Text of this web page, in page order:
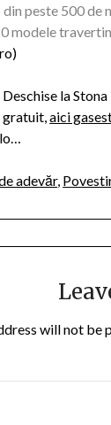
peste 500
modele
la
gratuit,aici
adevăr,
will not be